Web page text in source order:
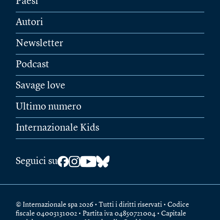
Autori
Newsletter
Podcast
Savage love
Ultimo numero
Internazionale Kids
Seguici su
© Internazionale spa 2026 • Tutti i diritti riservati • Codice
fiscale 04003131002 • Partita iva 04850721004 • Capitale